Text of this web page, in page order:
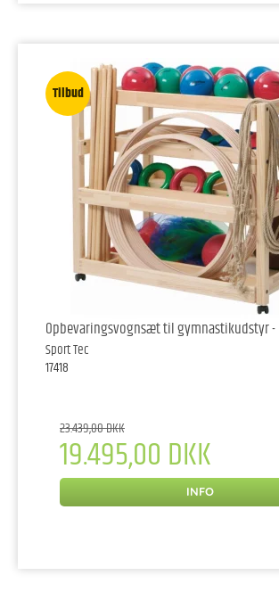
Tilbud
Opbevaringsvognsæt til gymnastikudstyr -
Sport Tec
17418
23.439,00 DKK
19.495,00 DKK
INFO